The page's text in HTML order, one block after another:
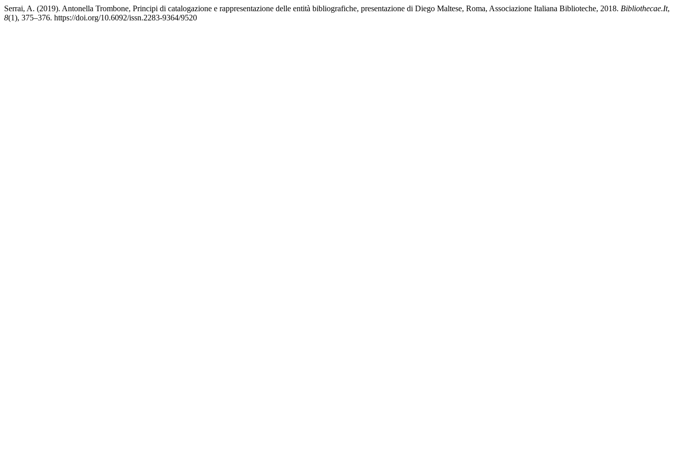
Serrai, A. (2019). Antonella Trombone, Principi di catalogazione e rappresentazione delle entità bibliografiche, presentazione di Diego Maltese, Roma, Associazione Italiana Biblioteche, 2018. Bibliothecae.It,
8(1), 375–376. https://doi.org/10.6092/issn.2283-9364/9520